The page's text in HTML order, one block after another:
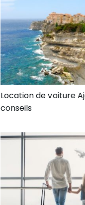
Location de voiture
conseils